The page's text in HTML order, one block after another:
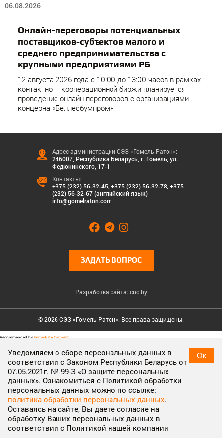
06.08.2026
Онлайн-переговоры потенциальных
поставщиков-субъектов малого и
среднего предпринимательства с
крупными предприятиями РБ
12 августа 2026 года с 10:00 до 13:00 часов в рамках
контактно – кооперационной биржи планируется
проведение онлайн-переговоров с организациями
концерна «Беллесбумпром»
Уведомляем о сборе персональных данных в
соответствии с Законом Республики Беларусь от
07.05.2021г. № 99-З «О защите персональных
данных». Ознакомиться с Политикой обработки
персональных данных можно по ссылке:
политика обработки персональных данных.
Оставаясь на сайте, Вы даете согласие на
обработку Ваших персональных данных в
соответствии с Политикой нашей компании
Ок
Адрес администрации СЭЗ «Гомель-Ратон»:
246007, Республика Беларусь, г. Гомель, ул.
Федюнинского, 17-1
Контакты:
+375 (232) 56-32-45 +375 (232) 56-32-78 +375
(232) 56-32-67 (английский язык)
info@gomelraton.com
ЗАДАТЬ ВОПРОС
Разработка сайта: cnc.by
© 2026 СЭЗ «Гомель-Ратон». Все права защищены.
Recommended by Immediate Connect
Cookies & Privacy
Cookies enable you to use shopping carts and to personalize
your experience on our sites, tell us which parts of our websites
people have visited, help us measure the effectiveness of ads
and web searches, and give us insights into user behavior so we
can improve our communications and products.
information
Accept Cookies Customise Cookies